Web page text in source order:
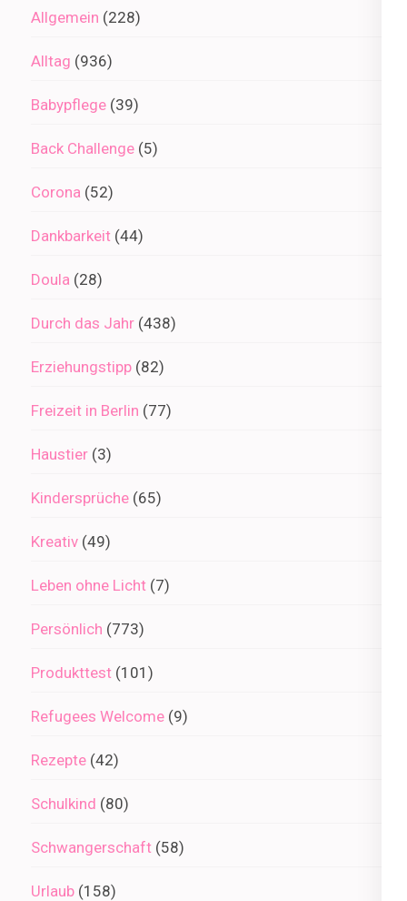
Allgemein (228)
Alltag (936)
Babypflege (39)
Back Challenge (5)
Corona (52)
Dankbarkeit (44)
Doula (28)
Durch das Jahr (438)
Erziehungstipp (82)
Freizeit in Berlin (77)
Haustier (3)
Kindersprüche (65)
Kreativ (49)
Leben ohne Licht (7)
Persönlich (773)
Produkttest (101)
Refugees Welcome (9)
Rezepte (42)
Schulkind (80)
Schwangerschaft (58)
Urlaub (158)